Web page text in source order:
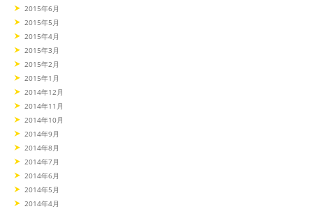
2015年6月
2015年5月
2015年4月
2015年3月
2015年2月
2015年1月
2014年12月
2014年11月
2014年10月
2014年9月
2014年8月
2014年7月
2014年6月
2014年5月
2014年4月